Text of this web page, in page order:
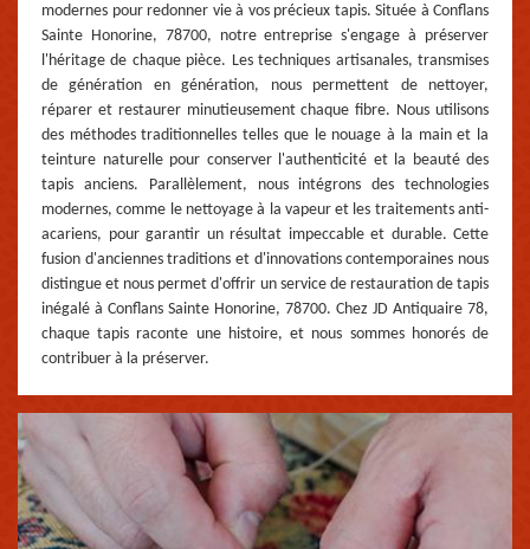
modernes pour redonner vie à vos précieux tapis. Située à Conflans
Sainte Honorine, 78700, notre entreprise s'engage à préserver
l'héritage de chaque pièce. Les techniques artisanales, transmises
de génération en génération, nous permettent de nettoyer,
réparer et restaurer minutieusement chaque fibre. Nous utilisons
des méthodes traditionnelles telles que le nouage à la main et la
teinture naturelle pour conserver l'authenticité et la beauté des
tapis anciens. Parallèlement, nous intégrons des technologies
modernes, comme le nettoyage à la vapeur et les traitements anti-
acariens, pour garantir un résultat impeccable et durable. Cette
fusion d'anciennes traditions et d'innovations contemporaines nous
distingue et nous permet d'offrir un service de restauration de tapis
inégalé à Conflans Sainte Honorine, 78700. Chez JD Antiquaire 78,
chaque tapis raconte une histoire, et nous sommes honorés de
contribuer à la préserver.